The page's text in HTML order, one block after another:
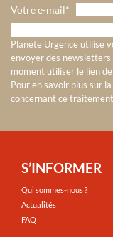
Votre e-mail*
Planète Urgence utilise
envoyer des
moment utiliser le lien
Pour en savoir plus sur
concernant ce
S’INFORMER
Qui sommes-nous ?
Actualités
FAQ